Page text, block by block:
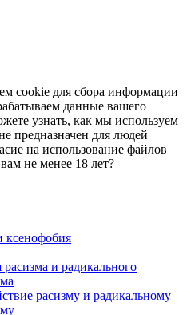
cookie для сбора информации
данные вашего
узнать, как мы используем
предназначен для людей
на использование файлов
не менее 18 лет?
ксенофобия
и радикального
расизму и радикальному